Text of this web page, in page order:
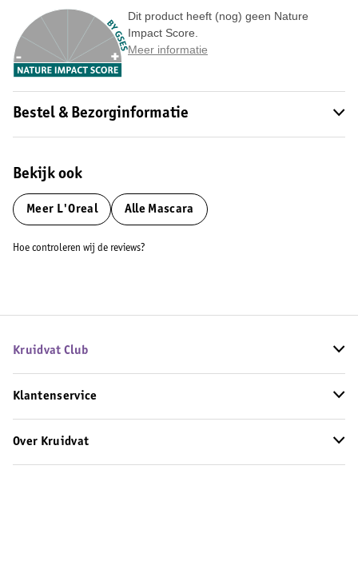
Dit product heeft (nog) geen Nature
Impact Score.
Meer informatie
Bestel & Bezorginformatie
Bekijk ook
Meer L'Oreal Alle Mascara
Hoe controleren wij de reviews?
Kruidvat Club
Klantenservice
Over Kruidvat